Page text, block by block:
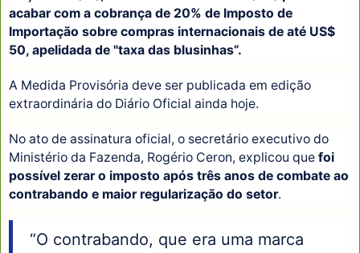
acabar com a cobrança de 20% de Imposto de
Importação sobre compras internacionais de até US$
50, apelidada de "taxa das blusinhas”.
A Medida Provisória deve ser publicada em edição
extraordinária do Diário Oficial ainda hoje.
No ato de assinatura oficial, o secretário executivo do
Ministério da Fazenda, Rogério Ceron, explicou que foi
possível zerar o imposto após três anos de combate ao
contrabando e maior regularização do setor.
“O contrabando, que era uma marca